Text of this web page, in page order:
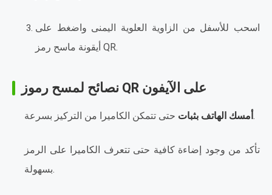
اسحب للأسفل من الزاوية العلوية اليمنى واضغط على
أيقونة ماسح رمز QR.
نصائح لمسح رموز QR على الآيفون
أمسك الهاتف بثباتحتى تتمكن الكاميرا من التركيز بسرعة.
تأكد من وجود إضاءة كافية حتى تتعرف الكاميرا على الرمز
بسهولة.